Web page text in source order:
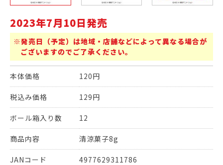
2023年7月10日発売
※発売日（予定）は地域・店舗などによって異なる場合が
ございますのでご了承ください。
本体価格 120円
税込み価格 129円
ボール箱入り数 12
商品内容 清涼菓子8g
JANコード 4977629311786